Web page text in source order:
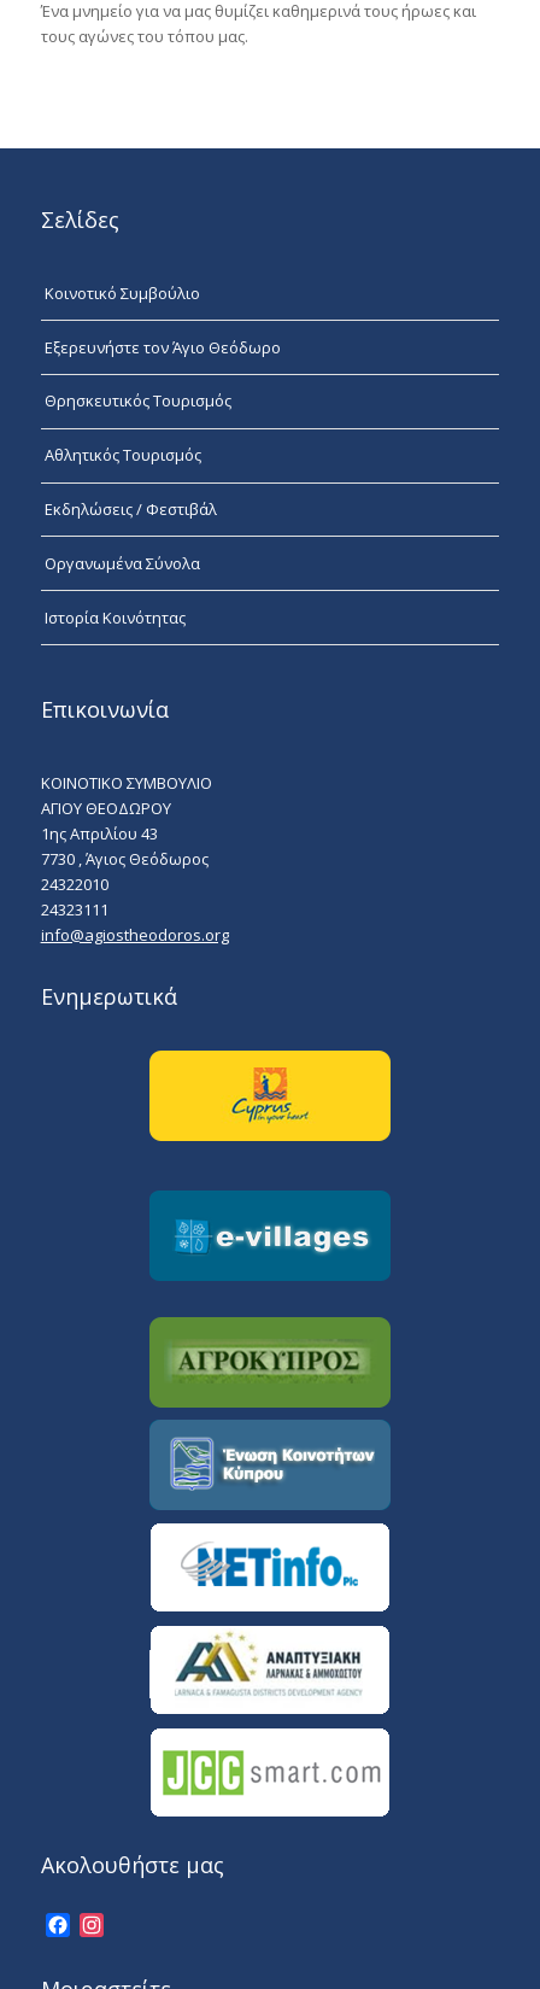
Ένα μνημείο για να μας θυμίζει καθημερινά τους ήρωες και
τους αγώνες του τόπου μας.
Σελίδες
Κοινοτικό Συμβούλιο
Εξερευνήστε τον Άγιο Θεόδωρο
Θρησκευτικός Τουρισμός
Αθλητικός Τουρισμός
Εκδηλώσεις / Φεστιβάλ
Οργανωμένα Σύνολα
Ιστορία Κοινότητας
Επικοινωνία
ΚΟΙΝΟΤΙΚΟ ΣΥΜΒΟΥΛΙΟ
ΑΓΙΟΥ ΘΕΟΔΩΡΟΥ
1ης Απριλίου 43
7730 , Άγιος Θεόδωρος
24322010
24323111
info@agiostheodoros.org
Ενημερωτικά
Ακολουθήστε μας
Facebook